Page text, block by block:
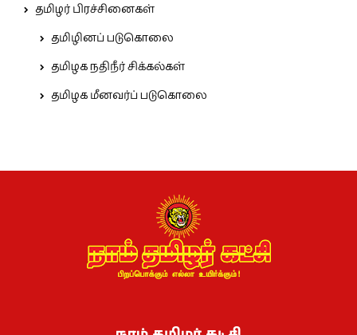
தமிழர் பிரச்சினைகள்
தமிழினப் படுகொலை
தமிழக நதிநீர் சிக்கல்கள்
தமிழக மீனவர்ப் படுகொலை